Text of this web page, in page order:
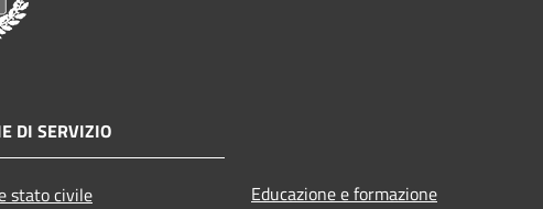
DI SERVIZIO
stato civile
Educazione e formazione